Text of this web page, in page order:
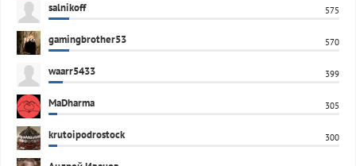
salnikoff 575
gamingbrother53 570
waarr5433 399
MaDharma 305
krutoipodrostock 300